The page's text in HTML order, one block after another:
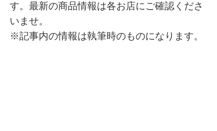
す。最新の商品情報は各お店にご確認くださ
いませ。
※記事内の情報は執筆時のものになります。